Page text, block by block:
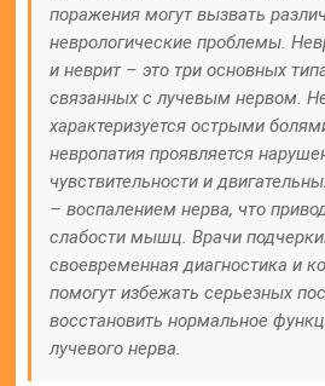
поражения могут вызвать
неврологические проблемы.
и неврит – это три основных
связанных с лучевым нервом.
характеризуется острыми
невропатия проявляется
чувствительности и
– воспалением нерва, что
слабости мышц. Врачи
своевременная диагностика и
помогут избежать серьезных
восстановить нормальное
лучевого нерва.